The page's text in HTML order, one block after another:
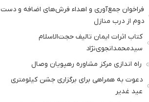
فراخوان جمع‌آوری و اهداء فرش‌های اضافه و دست
دوم از درب منازل
کتاب اثرات ایمان تالیف حجت‌الاسلام
سیدمحمدانجوی‌نژاد
راه اندازی مرکز مشاوره رهپویان وصال
دعوت به همراهی برای برگزاری جشن کیلومتری
عید غدیر